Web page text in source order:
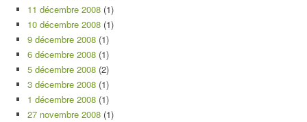
11 décembre 2008 (1)
10 décembre 2008 (1)
9 décembre 2008 (1)
6 décembre 2008 (1)
5 décembre 2008 (2)
3 décembre 2008 (1)
1 décembre 2008 (1)
27 novembre 2008 (1)